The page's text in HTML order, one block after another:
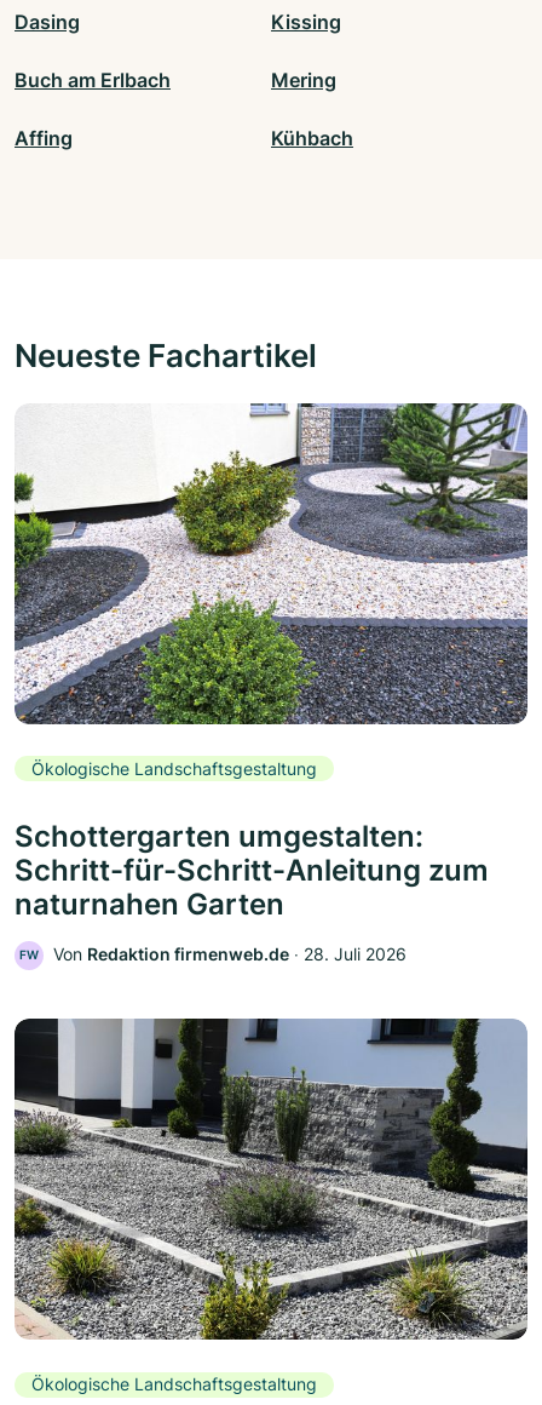
Dasing Kissing
Buch am Erlbach Mering
Affing Kühbach
Neueste Fachartikel
Ökologische Landschaftsgestaltung
Schottergarten umgestalten:
Schritt-für-Schritt-Anleitung zum
naturnahen Garten
FW Von Redaktion firmenweb.de ‧ 28. Juli 2026
Ökologische Landschaftsgestaltung